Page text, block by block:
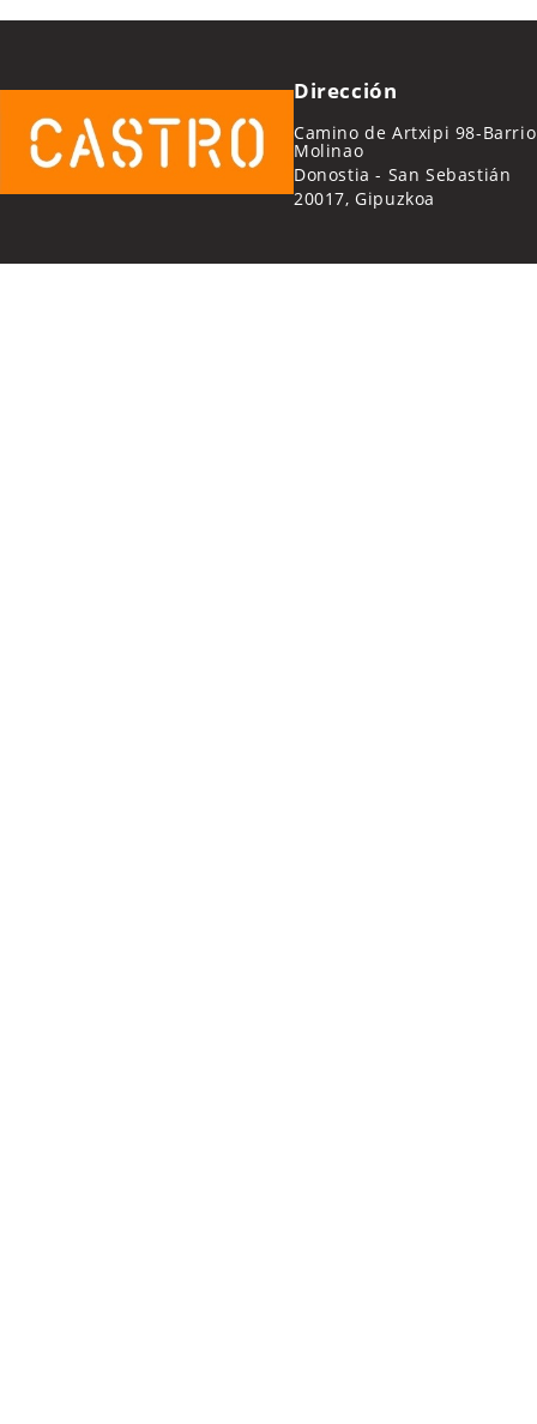
Dirección
Camino de Artxipi 98-Barrio
Molinao
Donostia - San Sebastián
20017, Gipuzkoa